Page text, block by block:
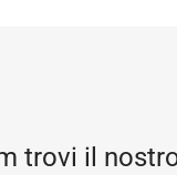
trovi il